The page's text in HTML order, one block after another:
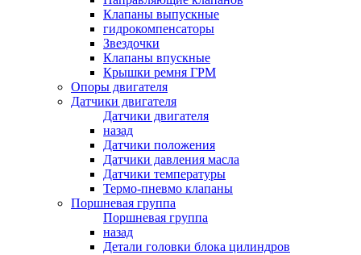
Клапаны выпускные
гидрокомпенсаторы
Звездочки
Клапаны впускные
Крышки ремня ГРМ
Опоры двигателя
Датчики двигателя
Датчики двигателя
назад
Датчики положения
Датчики давления масла
Датчики температуры
Термо-пневмо клапаны
Поршневая группа
Поршневая группа
назад
Детали головки блока цилиндров